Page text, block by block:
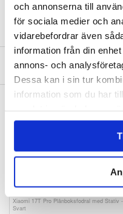
och annonserna till
för sociala medier och
vidarebefordrar även
information från din
annons- och
Dessa kan i sin tur
information som du har
- Blå
Xiaomi 17T Pro Plånboksfodral med Stativ -
Svart